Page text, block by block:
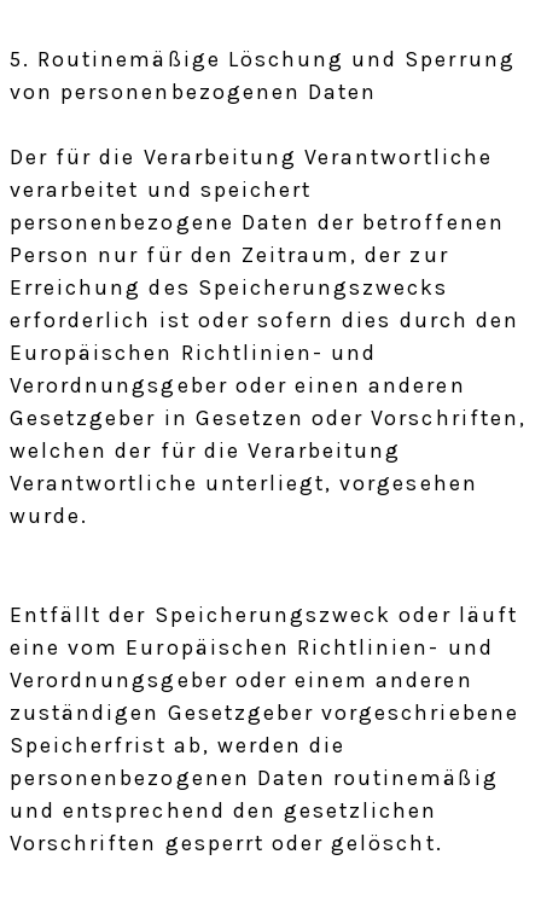
5. Routinemäßige Löschung und Sperrung
von personenbezogenen Daten
Der für die Verarbeitung Verantwortliche
verarbeitet und speichert
personenbezogene Daten der betroffenen
Person nur für den Zeitraum, der zur
Erreichung des Speicherungszwecks
erforderlich ist oder sofern dies durch den
Europäischen Richtlinien- und
Verordnungsgeber oder einen anderen
Gesetzgeber in Gesetzen oder Vorschriften,
welchen der für die Verarbeitung
Verantwortliche unterliegt, vorgesehen
wurde.
Entfällt der Speicherungszweck oder läuft
eine vom Europäischen Richtlinien- und
Verordnungsgeber oder einem anderen
zuständigen Gesetzgeber vorgeschriebene
Speicherfrist ab, werden die
personenbezogenen Daten routinemäßig
und entsprechend den gesetzlichen
Vorschriften gesperrt oder gelöscht.